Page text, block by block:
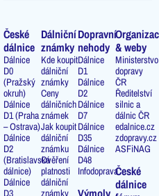
České
dálnice
Dálnice
D0
(Pražský
okruh)
Dálnice
D1 (Praha
– Ostrava)
Dálnice
D2
(Bratislavská
dálnice)
Dálnice
D3
Dálniční
známky
Kde koupit
dálniční
známky
Ceny
dálničních
známek
Jak koupit
dálniční
známku
Ověření
platnosti
dálniční
známky
Dopravní
nehody
Dálnice
D1
Dálnice
D2
Dálnice
D7
Dálnice
D35
Dálnice
D48
Infodoprava
& weby
Ministerstvo
dopravy
ČR
Ředitelství
silnic a
dálnic ČR
edalnice.cz
zdopravy.cz
ASFiNAG
České
dálnice